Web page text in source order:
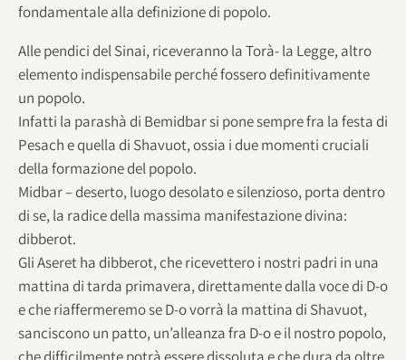
fondamentale alla definizione di popolo.
Alle pendici del Sinai, riceveranno la Torà- la Legge, altro
elemento indispensabile perché fossero definitivamente
un popolo.
Infatti la parashà di Bemidbar si pone sempre fra la festa di
Pesach e quella di Shavuot, ossia i due momenti cruciali
della formazione del popolo.
Midbar – deserto, luogo desolato e silenzioso, porta dentro
di se, la radice della massima manifestazione divina:
dibberot.
Gli Aseret ha dibberot, che ricevettero i nostri padri in una
mattina di tarda primavera, direttamente dalla voce di D-o
e che riaffermeremo se D-o vorrà la mattina di Shavuot,
sanciscono un patto, un’alleanza fra D-o e il nostro popolo,
che difficilmente potrà essere dissoluta e che dura da oltre